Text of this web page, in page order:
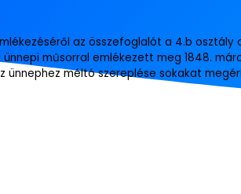
az összefoglalót a 4.b
műsorral emlékezett meg 1848.
ünnephez méltó szereplése sokakat